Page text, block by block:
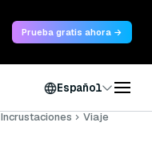
Prueba gratis ahora →
Español
Incrustaciones Viaje